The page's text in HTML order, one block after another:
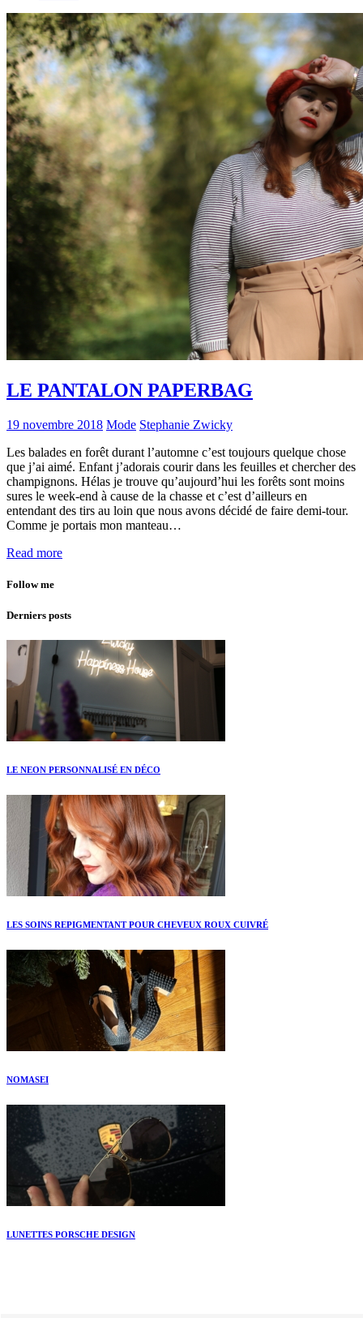
LE PANTALON PAPERBAG
19 novembre 2018 Mode Stephanie Zwicky
Les balades en forêt durant l’automne c’est toujours quelque chose
que j’ai aimé. Enfant j’adorais courir dans les feuilles et chercher des
champignons. Hélas je trouve qu’aujourd’hui les forêts sont moins
sures le week-end à cause de la chasse et c’est d’ailleurs en
entendant des tirs au loin que nous avons décidé de faire demi-tour.
Comme je portais mon manteau…
Read more
Follow me
Derniers posts
LE NEON PERSONNALISÉ EN DÉCO
LES SOINS REPIGMENTANT POUR CHEVEUX ROUX CUIVRÉ
NOMASEI
LUNETTES PORSCHE DESIGN